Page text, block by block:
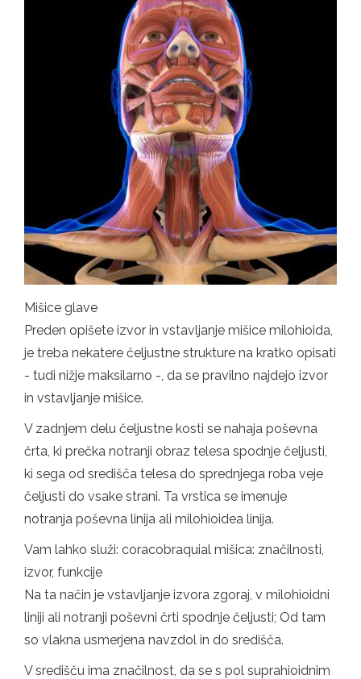
Mišice glave
Preden opišete izvor in vstavljanje mišice milohioida,
je treba nekatere čeljustne strukture na kratko opisati
- tudi nižje maksilarno -, da se pravilno najdejo izvor
in vstavljanje mišice.
V zadnjem delu čeljustne kosti se nahaja poševna
črta, ki prečka notranji obraz telesa spodnje čeljusti,
ki sega od središča telesa do sprednjega roba veje
čeljusti do vsake strani. Ta vrstica se imenuje
notranja poševna linija ali milohioidea linija.
Vam lahko služi: coracobraquial mišica: značilnosti,
izvor, funkcije
Na ta način je vstavljanje izvora zgoraj, v milohioidni
liniji ali notranji poševni črti spodnje čeljusti; Od tam
so vlakna usmerjena navzdol in do središča.
V središču ima značilnost, da se s pol suprahioidnim